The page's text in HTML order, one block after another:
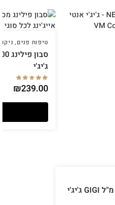
טיפוח פנים,
ג'יג'י
₪239.00